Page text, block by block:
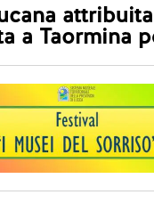
a Taormina